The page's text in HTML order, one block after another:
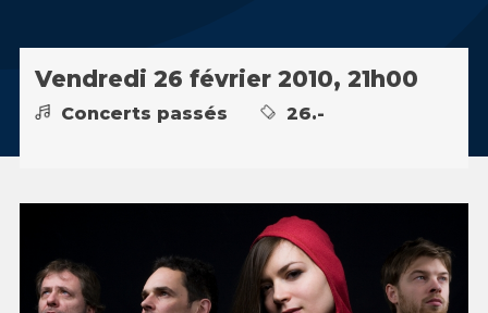
Vendredi 26 février 2010, 21h00
Concerts passés 26.-